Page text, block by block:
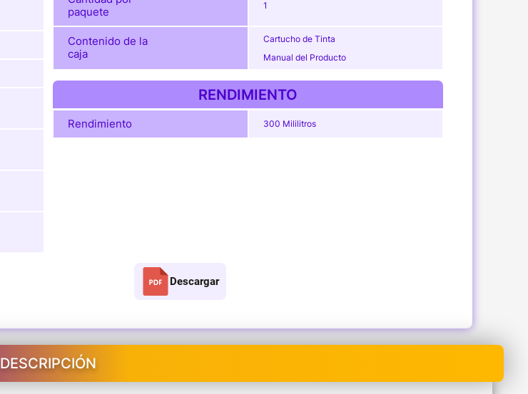
paquete
1
Contenido de la
caja
Cartucho de Tinta
Manual del Producto
RENDIMIENTO
Rendimiento 300 Mililitros
Descargar
DESCRIPCIÓN